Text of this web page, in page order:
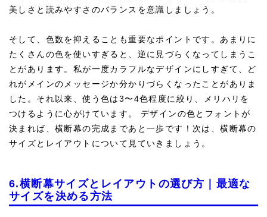
美しさと読みやすさのバランスを意識しましょう。
そして、色数を抑えることも重要なポイントです。あまりに
たくさんの色を使いすぎると、逆に見づらくなってしまうこ
とがあります。私が一度カラフルなデザインにしすぎて、ど
れがメインのメッセージか分かりづらくなったことがありま
した。それ以来、使う色は3〜4色程度に絞り、メリハリを
つけるように心がけています。 デザインの色とフォントが
決まれば、横断幕の完成まであと一歩です！次は、横断幕の
サイズとレイアウトについて見ていきましょう。
6.横断幕サイズとレイアウトの選び方｜最適な
サイズを決める方法